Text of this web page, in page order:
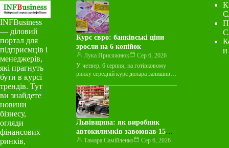
INFBusiness
— діловий
портал для
підприємців і
менеджерів,
які прагнуть
бути в курсі
трендів. Тут
ви знайдете
новини
бізнесу,
огляди
фінансових
ринків,
Курс євро: банківські ціни
зросли на 6 копійок
Лука Присяжнюк
Сер 6, 2026
У четвер, 6 серпня, на готівковому
ринку середній курс долара залишився
копійки у…
Львівщина: як виробник
автокилимків завоював 15
країн світу
Тамара Самійленко
Сер 6, 2026
и